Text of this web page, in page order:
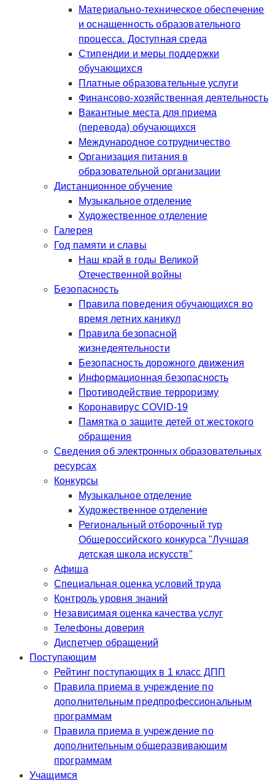
Материально-техническое обеспечение
и оснащенность образовательного
процесса. Доступная среда
Стипендии и меры поддержки
обучающихся
Платные образовательные услуги
Финансово-хозяйственная деятельность
Вакантные места для приема
(перевода) обучающихся
Международное сотрудничество
Организация питания в
образовательной организации
Дистанционное обучение
Музыкальное отделение
Художественное отделение
Галерея
Год памяти и славы
Наш край в годы Великой
Отечественной войны
Безопасность
Правила поведения обучающихся во
время летних каникул
Правила безопасной
жизнедеятельности
Безопасность дорожного движения
Информационная безопасность
Противодействие терроризму
Коронавирус COVID-19
Памятка о защите детей от жестокого
обращения
Сведения об электронных образовательных
ресурсах
Конкурсы
Музыкальное отделение
Художественное отделение
Региональный отборочный тур
Общероссийского конкурса "Лучшая
детская школа искусств"
Афиша
Специальная оценка условий труда
Контроль уровня знаний
Независимая оценка качества услуг
Телефоны доверия
Диспетчер обращений
Поступающим
Рейтинг поступающих в 1 класс ДПП
Правила приема в учреждение по
дополнительным предпрофессиональным
программам
Правила приема в учреждение по
дополнительным общеразвивающим
программам
Учащимся